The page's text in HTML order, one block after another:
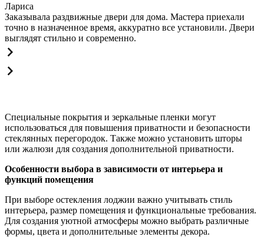
Лариса
Заказывала раздвижные двери для дома. Мастера приехали
точно в назначенное время, аккуратно все установили. Двери
выглядят стильно и современно.
Специальные покрытия и зеркальные пленки могут
использоваться для повышения приватности и безопасности
стеклянных перегородок. Также можно установить шторы
или жалюзи для создания дополнительной приватности.
Особенности выбора в зависимости от интерьера и
функций помещения
При выборе остекления лоджии важно учитывать стиль
интерьера, размер помещения и функциональные требования.
Для создания уютной атмосферы можно выбрать различные
формы, цвета и дополнительные элементы декора.